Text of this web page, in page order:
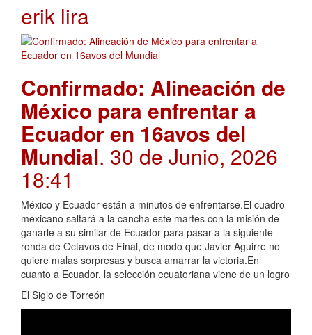
erik lira
Confirmado: Alineación de
México para enfrentar a
Ecuador en 16avos del
Mundial. 30 de Junio, 2026
18:41
México y Ecuador están a minutos de enfrentarse.El cuadro
mexicano saltará a la cancha este martes con la misión de
ganarle a su similar de Ecuador para pasar a la siguiente
ronda de Octavos de Final, de modo que Javier Aguirre no
quiere malas sorpresas y busca amarrar la victoria.En
cuanto a Ecuador, la selección ecuatoriana viene de un logro
El Siglo de Torreón